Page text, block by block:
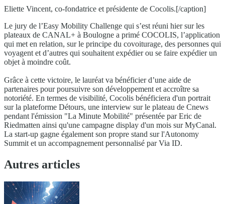
Eliette Vincent, co-fondatrice et présidente de Cocolis.[/caption]
Le jury de l’Easy Mobility Challenge qui s’est réuni hier sur les
plateaux de CANAL+ à Boulogne a primé COCOLIS, l’application
qui met en relation, sur le principe du covoiturage, des personnes qui
voyagent et d’autres qui souhaitent expédier ou se faire expédier un
objet à moindre coût.
Grâce à cette victoire, le lauréat va bénéficier d’une aide de
partenaires pour poursuivre son développement et accroître sa
notoriété. En termes de visibilité, Cocolis bénéficiera d'un portrait
sur la plateforme Détours, une interview sur le plateau de Cnews
pendant l'émission "La Minute Mobilité" présentée par Eric de
Riedmatten ainsi qu'une campagne display d'un mois sur MyCanal.
La start-up gagne également son propre stand sur l'Autonomy
Summit et un accompagnement personnalisé par Via ID.
Autres articles